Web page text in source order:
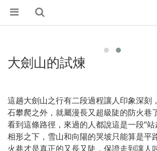
大劍山的試煉
這趟大劍山之行有二段過程讓人印象深刻
石攀爬之外，就屬漫長又超級陡的防火巷
看到這條路徑，來過的人都說這是一段“
相形之下，雪山和向陽的哭坡只能算是平
火巷才是真正的又長又陡，保證走到讓人